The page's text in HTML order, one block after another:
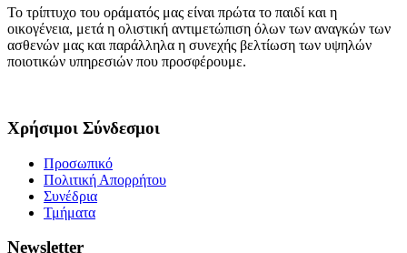
Το τρίπτυχο του οράματός μας είναι πρώτα το παιδί και η
οικογένεια, μετά η ολιστική αντιμετώπιση όλων των αναγκών των
ασθενών μας και παράλληλα η συνεχής βελτίωση των υψηλών
ποιοτικών υπηρεσιών που προσφέρουμε.
Χρήσιμοι Σύνδεσμοι
Προσωπικό
Πολιτική Απορρήτου
Συνέδρια
Τμήματα
Newsletter